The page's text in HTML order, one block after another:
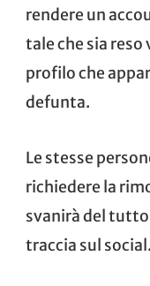
rendere un
tale che sia
profilo che
defunta.
Le stesse
richiedere la
svanirà del
traccia sul social.